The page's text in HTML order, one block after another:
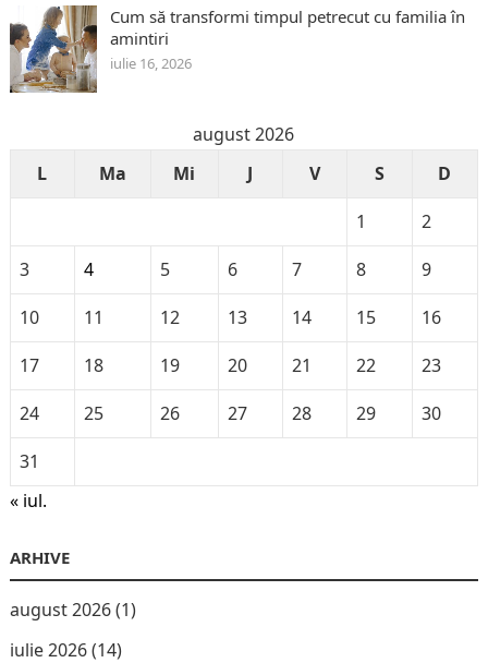
Cum să transformi timpul petrecut cu familia în
amintiri
iulie 16, 2026
august 2026
L
Ma Mi J V S
D
1
2
3
4 5 6 7 8
9
10
11 12 13 14 15
16
17
18 19 20 21 22
23
24
25 26 27 28 29
30
31
« iul.
ARHIVE
august 2026(1)
iulie 2026(14)